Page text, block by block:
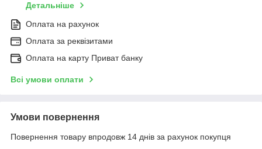
Детальніше
Оплата на рахунок
Оплата за реквізитами
Оплата на карту Приват банку
Всі умови оплати
Умови повернення
Повернення товару впродовж 14 днів за рахунок покупця